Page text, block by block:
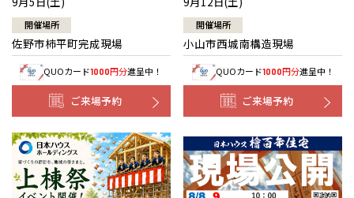
開催場所
佐野市柿平町完成現場
QUOカード1000円分進呈中！
ご来場予約
開催場所
小山市西城南構造現場
QUOカード1000円分進呈中！
ご来場予約